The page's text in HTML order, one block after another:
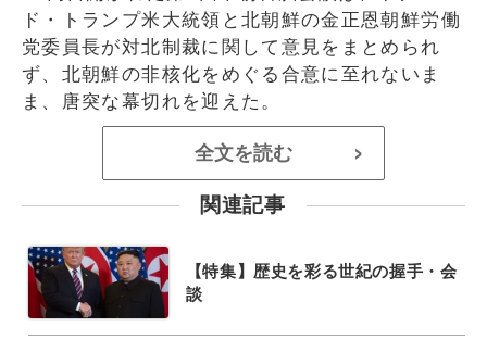
ド・トランプ米大統領と北朝鮮の金正恩朝鮮労働
党委員長が対北制裁に関して意見をまとめられ
ず、北朝鮮の非核化をめぐる合意に至れないま
ま、唐突な幕切れを迎えた。
全文を読む >
関連記事
【特集】歴史を彩る世紀の握手・会
談